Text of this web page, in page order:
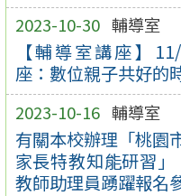
2023-10-30 輔導室
【輔導室講座】
座：數位親子共好的
2023-10-16 輔導室
有關本校辦理「桃園
家長特教知能研習
教師助理員踴躍報名